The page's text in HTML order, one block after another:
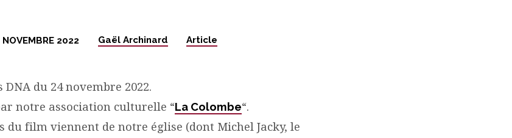
NOVEMBRE 2022 Gaël Archinard Article
du 24 novembre 2022.
notre association culturelle “La Colombe“.
du film viennent de notre église (dont Michel Jacky, le